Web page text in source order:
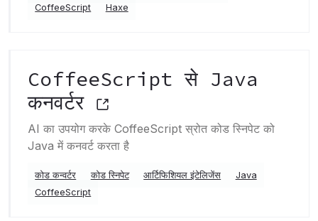
CoffeeScript
Haxe
CoffeeScript से Java
कनवर्टर
AI का उपयोग करके CoffeeScript स्रोत कोड स्निपेट को
Java में कनवर्ट करता है
कोड कन्वर्टर कोड स्निपेट आर्टिफिशियल इंटेलिजेंस
Java
CoffeeScript